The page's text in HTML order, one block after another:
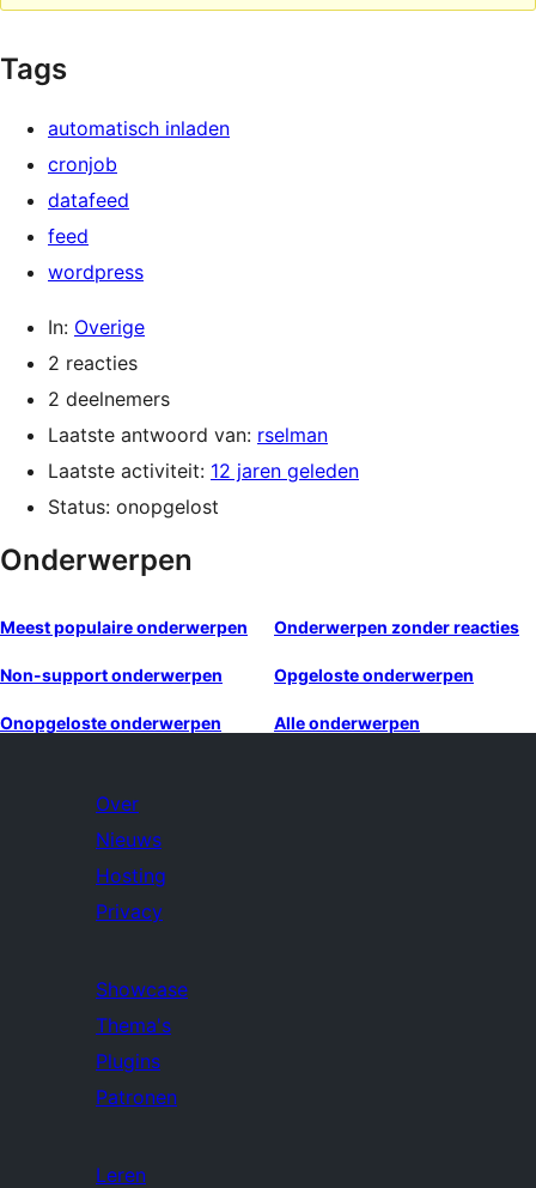
Tags
automatisch inladen
cronjob
datafeed
feed
wordpress
In: Overige
2 reacties
2 deelnemers
Laatste antwoord van: rselman
Laatste activiteit: 12 jaren geleden
Status: onopgelost
Onderwerpen
Meest populaire onderwerpen Onderwerpen zonder reacties
Non-support onderwerpen Opgeloste onderwerpen
Onopgeloste onderwerpen Alle onderwerpen
Over
Nieuws
Hosting
Privacy
Showcase
Thema's
Plugins
Patronen
Leren